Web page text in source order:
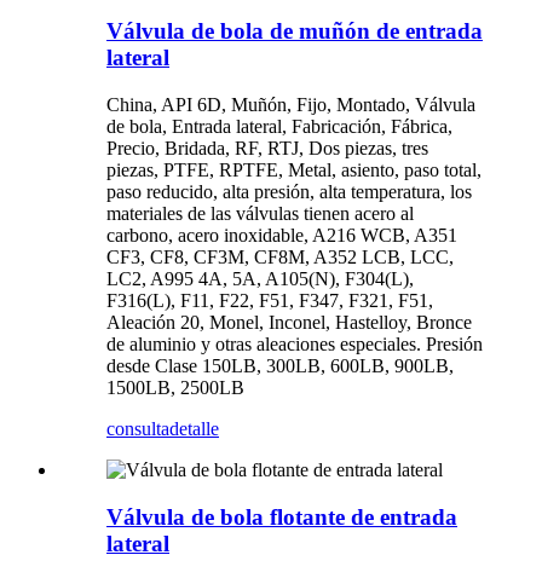
Válvula de bola de muñón de entrada
lateral
China, API 6D, Muñón, Fijo, Montado, Válvula
de bola, Entrada lateral, Fabricación, Fábrica,
Precio, Bridada, RF, RTJ, Dos piezas, tres
piezas, PTFE, RPTFE, Metal, asiento, paso total,
paso reducido, alta presión, alta temperatura, los
materiales de las válvulas tienen acero al
carbono, acero inoxidable, A216 WCB, A351
CF3, CF8, CF3M, CF8M, A352 LCB, LCC,
LC2, A995 4A, 5A, A105(N), F304(L),
F316(L), F11, F22, F51, F347, F321, F51,
Aleación 20, Monel, Inconel, Hastelloy, Bronce
de aluminio y otras aleaciones especiales. Presión
desde Clase 150LB, 300LB, 600LB, 900LB,
1500LB, 2500LB
consultadetalle
Válvula de bola flotante de entrada
lateral